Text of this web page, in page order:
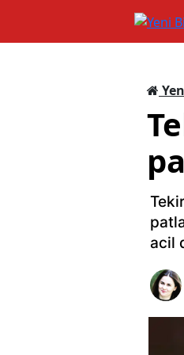
acil